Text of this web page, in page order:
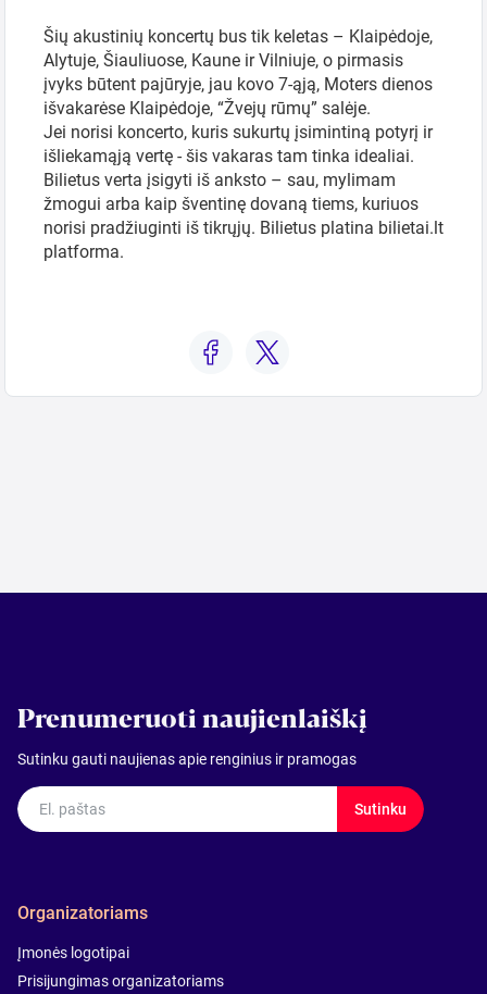
Šių akustinių koncertų bus tik keletas – Klaipėdoje,
Alytuje, Šiauliuose, Kaune ir Vilniuje, o pirmasis
įvyks būtent pajūryje, jau kovo 7-ąją, Moters dienos
išvakarėse Klaipėdoje, “Žvejų rūmų” salėje.
Jei norisi koncerto, kuris sukurtų įsimintiną potyrį ir
išliekamąją vertę - šis vakaras tam tinka idealiai.
Bilietus verta įsigyti iš anksto – sau, mylimam
žmogui arba kaip šventinę dovaną tiems, kuriuos
norisi pradžiuginti iš tikrųjų. Bilietus platina bilietai.lt
platforma.
Prenumeruoti naujienlaiškį
Sutinku gauti naujienas apie renginius ir pramogas
El. paštas Sutinku
Organizatoriams
Įmonės logotipai
Prisijungimas organizatoriams